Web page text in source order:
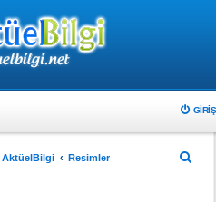
GIRIŞ
AktüelBilgi Resimler